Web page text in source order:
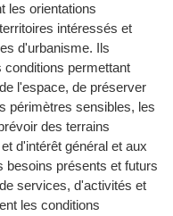
les orientations
intéressés et
d'urbanisme. Ils
conditions permettant
l'espace, de préserver
périmètres sensibles, les
des terrains
d'intérêt général et aux
besoins présents et futurs
services, d'activités et
les conditions